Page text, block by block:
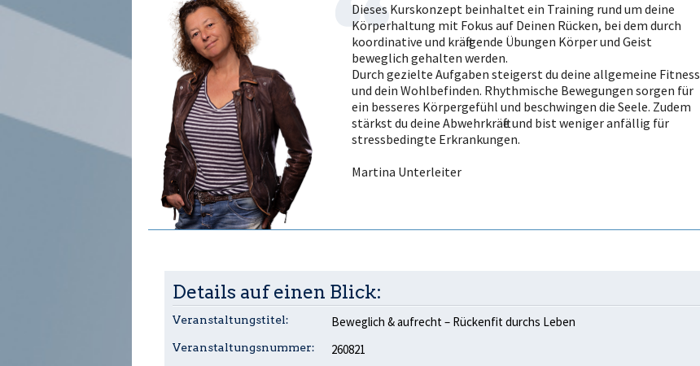
Dieses Kurskonzept beinhaltet ein Training rund um deine
Körperhaltung mit Fokus auf Deinen Rücken, bei dem durch
koordinative und kräftigende Übungen Körper und Geist
beweglich gehalten werden.
Durch gezielte Aufgaben steigerst du deine allgemeine Fitness
und dein Wohlbefinden. Rhythmische Bewegungen sorgen für
ein besseres Körpergefühl und beschwingen die Seele. Zudem
stärkst du deine Abwehrkräfte und bist weniger anfällig für
stressbedingte Erkrankungen.
Martina Unterleiter
Details auf einen Blick:
Veranstaltungstitel: Beweglich & aufrecht – Rückenfit durchs Leben
Veranstaltungsnummer: 260821